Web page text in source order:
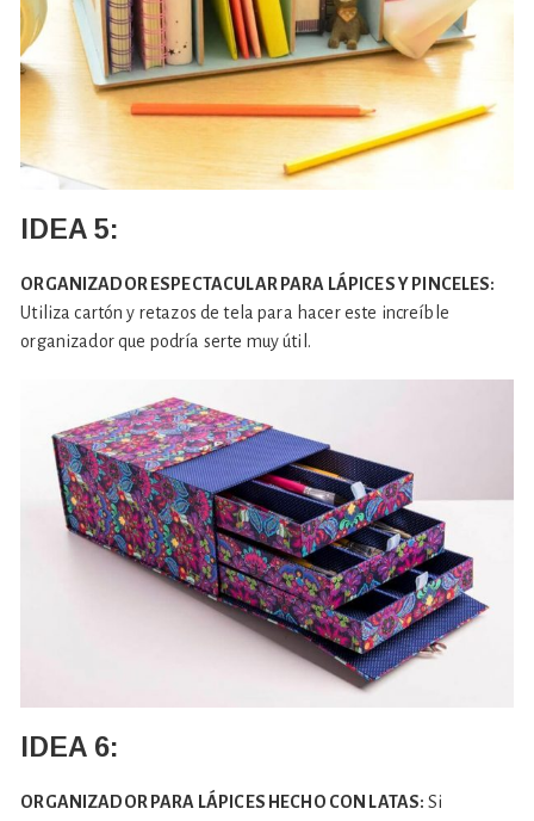
IDEA 5:
ORGANIZADOR ESPECTACULAR PARA LÁPICES Y PINCELES:
Utiliza cartón y retazos de tela para hacer este increíble
organizador que podría serte muy útil.
IDEA 6:
ORGANIZADOR PARA LÁPICES HECHO CON LATAS: Si